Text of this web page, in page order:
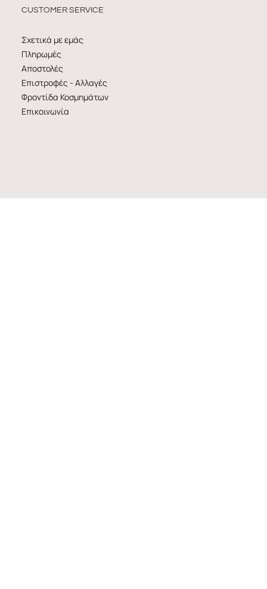
CUSTOMER SERVICE
Σχετικά με εμάς
Πληρωμές
Αποστολές
Επιστροφές - Αλλαγές
Φροντίδα Κοσμημάτων
Επικοινωνία